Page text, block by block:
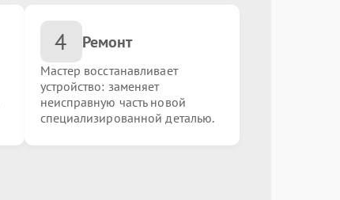
от 1200.00 ₽
от 1000.00 ₽
4 Ремонт
Мастер восстанавливает
устройство: заменяет
неисправную часть новой
специализированной деталью.